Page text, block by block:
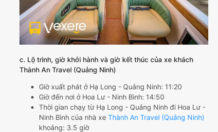
c. Lộ trình, giờ khởi hành và giờ kết thúc của xe khách
Thành An Travel (Quảng Ninh)
Giờ xuất phát ở Hạ Long - Quảng Ninh: 11:20
Giờ đến nơi ở Hoa Lư - Ninh Bình: 14:50
Thời gian chạy từ Hạ Long - Quảng Ninh đi Hoa Lư -
Ninh Bình của nhà xe Thành An Travel (Quảng Ninh)
khoảng: 3.5 giờ